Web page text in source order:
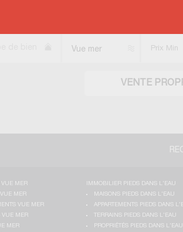
VENTE
Vue mer
VUE MER
MER
VUE MER
VUE MER
MER
IMMOBILIER PIEDS DANS L'EAU
MAISONS PIEDS DANS L'EAU
APPARTEMENTS PIEDS DANS
TERRAINS PIEDS DANS L'EAU
PROPRIÉTÉS PIEDS DANS L'EAU